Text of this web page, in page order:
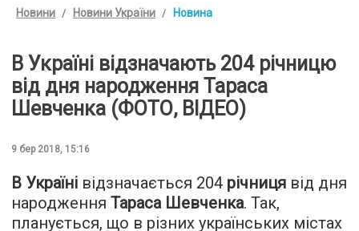
Новини Новини України Новина
В Україні відзначають 204 річницю
від дня народження Тараса
Шевченка (ФОТО, ВІДЕО)
9 бер 2018, 15:16
В Україні відзначається 204 річниця від дня
народження Тараса Шевченка. Так,
планується, що в різних українських містах